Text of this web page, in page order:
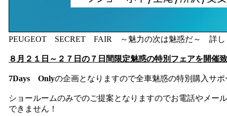
PEUGEOT SECRET FAIR ～魅力の次は魅惑だ～ 詳し
８月２１日～２７日の７日間限定魅惑の特別フェアを開催
7Days Onlyの企画となりますので全車魅惑の特別購入サ
ショールームのみでのご提案となりますのでお電話やメー
できません！